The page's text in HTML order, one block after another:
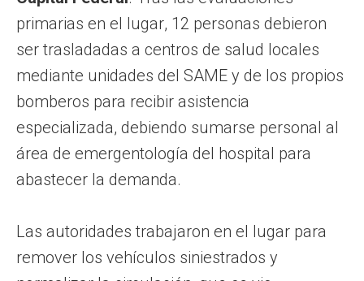
primarias en el lugar, 12 personas debieron
ser trasladadas a centros de salud locales
mediante unidades del SAME y de los propios
bomberos para recibir asistencia
especializada, debiendo sumarse personal al
área de emergentología del hospital para
abastecer la demanda.
Las autoridades trabajaron en el lugar para
remover los vehículos siniestrados y